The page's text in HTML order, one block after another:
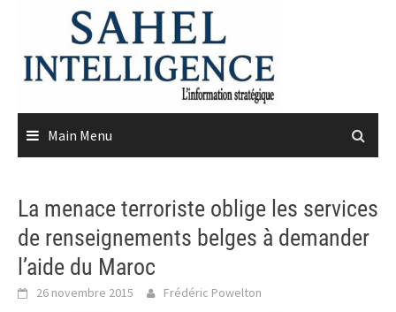
content
Main Menu
La menace terroriste oblige les services
de renseignements belges à demander
l’aide du Maroc
26 novembre 2015 Frédéric Powelton